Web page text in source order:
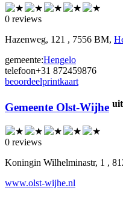
0 reviews
Hazenweg, 121 , 7556 BM,
gemeente:Hengelo
telefoon+31 872459876
beoordeelprintkaart
Gemeente Olst-Wijhe
0 reviews
Koningin Wilhelminastr, 1 ,
www.olst-wijhe.nl